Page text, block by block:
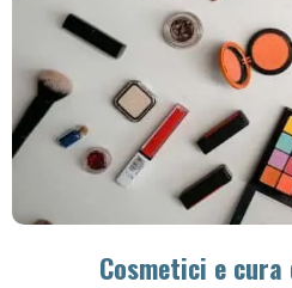
Cosmetici e